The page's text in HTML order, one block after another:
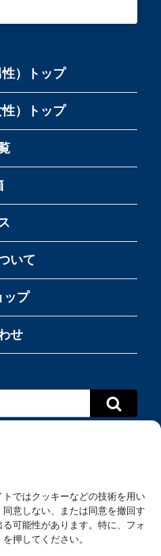
ではクッキーなどの技術を用い
意しない、または同意を撤回す
可能性があります。特に、フォ
押してください。
）トップ
）トップ
いて
ップ
せ
Guide Center. All